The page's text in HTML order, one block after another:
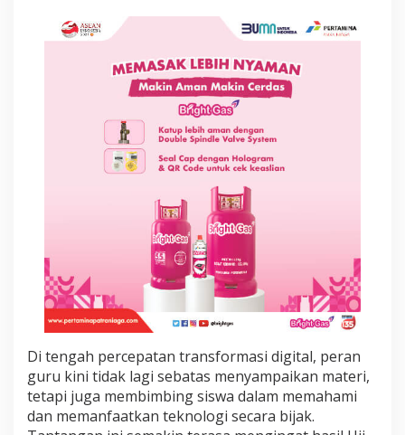
a
k
a
l
i
u
r
e
n
e
m
b
a
n
Di tengah percepatan transformasi digital, peran
guru kini tidak lagi sebatas menyampaikan materi,
tetapi juga membimbing siswa dalam memahami
dan memanfaatkan teknologi secara bijak.